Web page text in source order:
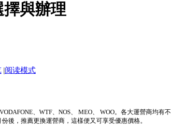
與辦理
|阅读模式
、WTF、NOS、 MEO、 WOO。各大運營商均
後，推薦更換運營商，這樣便又可享受優惠價格。